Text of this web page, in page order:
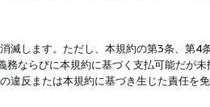
します。ただし、本規約の第3条、第4
ならびに本規約に基づく支払可能だが未
違反または本規約に基づき生じた責任を